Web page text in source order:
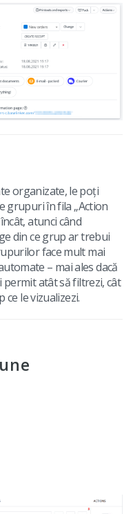
organizate, le poți
grupuri în fila „Action
atunci când
din ce grup ar trebui
face mult mai
– mai ales dacă
permit atât să filtrezi, cât
le vizualizezi.